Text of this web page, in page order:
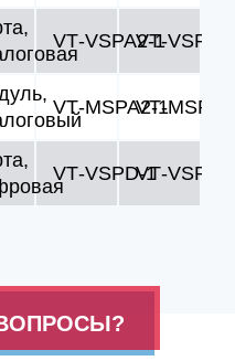
VT‑VSPA2‑1
VT‑MSPA2‑1
VT‑VSPD‑1